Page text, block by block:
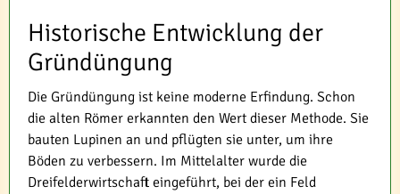
Historische Entwicklung der
Gründüngung
Die Gründüngung ist keine moderne Erfindung. Schon
die alten Römer erkannten den Wert dieser Methode. Sie
bauten Lupinen an und pflügten sie unter, um ihre
Böden zu verbessern. Im Mittelalter wurde die
Dreifelderwirtschaft eingeführt, bei der ein Feld